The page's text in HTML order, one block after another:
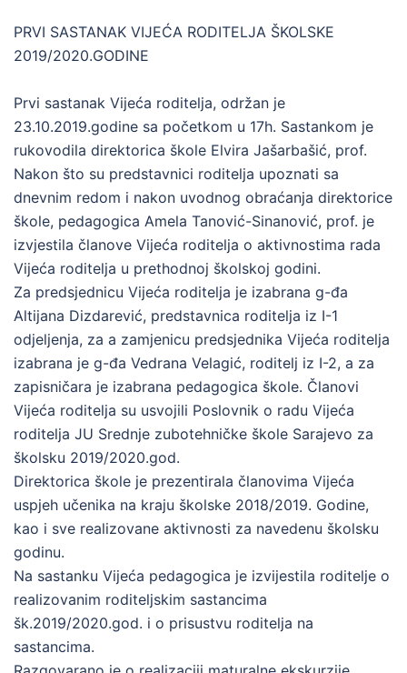
PRVI SASTANAK VIJEĆA RODITELJA ŠKOLSKE
2019/2020.GODINE
Prvi sastanak Vijeća roditelja, održan je
23.10.2019.godine sa početkom u 17h. Sastankom je
rukovodila direktorica škole Elvira Jašarbašić, prof.
Nakon što su predstavnici roditelja upoznati sa
dnevnim redom i nakon uvodnog obraćanja direktorice
škole, pedagogica Amela Tanović-Sinanović, prof. je
izvjestila članove Vijeća roditelja o aktivnostima rada
Vijeća roditelja u prethodnoj školskoj godini.
Za predsjednicu Vijeća roditelja je izabrana g-đa
Altijana Dizdarević, predstavnica roditelja iz I-1
odjeljenja, za a zamjenicu predsjednika Vijeća roditelja
izabrana je g-đa Vedrana Velagić, roditelj iz I-2, a za
zapisničara je izabrana pedagogica škole. Članovi
Vijeća roditelja su usvojili Poslovnik o radu Vijeća
roditelja JU Srednje zubotehničke škole Sarajevo za
školsku 2019/2020.god.
Direktorica škole je prezentirala članovima Vijeća
uspjeh učenika na kraju školske 2018/2019. Godine,
kao i sve realizovane aktivnosti za navedenu školsku
godinu.
Na sastanku Vijeća pedagogica je izvijestila roditelje o
realizovanim roditeljskim sastancima
šk.2019/2020.god. i o prisustvu roditelja na
sastancima.